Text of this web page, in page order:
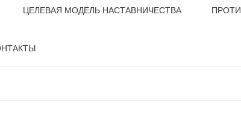
ЦЕЛЕВАЯ МОДЕЛЬ НАСТАВНИЧЕСТВА